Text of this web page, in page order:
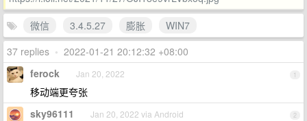
微信
3.4.5.27 膨胀
WIN7
37 replies • 2022-01-21 20:12:32 +08:00
1
ferock Jan 20, 2022
移动端更夸张
2
sky96111 Jan 20, 2022 via Android